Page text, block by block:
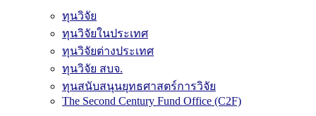
ทุนวิจัย
ทุนวิจัยในประเทศ
ทุนวิจัยต่างประเทศ
ทุนวิจัย สบจ.
ทุนสนับสนุนยุทธศาสตร์การวิจัย
The Second Century Fund Office (C2F)